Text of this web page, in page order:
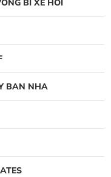
BI XE HƠI
BAN NHA